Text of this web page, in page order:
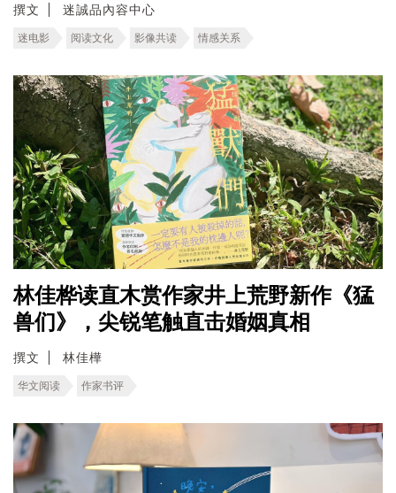
撰文 迷誠品內容中心
迷电影 阅读文化 影像共读 情感关系
林佳桦读直木赏作家井上荒野新作《猛
兽们》，尖锐笔触直击婚姻真相
撰文 林佳樺
华文阅读 作家书评